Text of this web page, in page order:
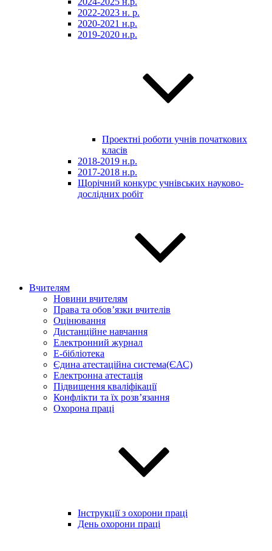
2022-2023 н. р.
2020-2021 н.р.
2019-2020 н.р.
Проектні роботи учнів початкових
класів
2018-2019 н.р.
2017-2018 н.р.
Щорічний конкурс учнівських науково-
дослідних робіт
Вчителям
Новини вчителям
Права та обов’язки вчителів
Оцінювання
Дистанційне навчання
Електронний журнал
E-бібліотека
Єдина атестаційна система(ЄАС)
Електронна атестація
Підвищення кваліфікації
Конфлікти та їх розв’язання
Охорона праці
Інструкції з охорони праці
День охорони праці